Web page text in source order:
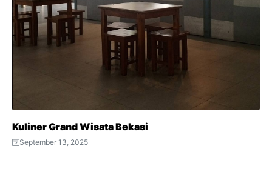
Kuliner Grand Wisata Bekasi
September 13, 2025